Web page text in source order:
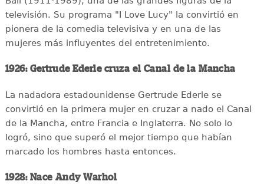
televisión. Su programa "I Love Lucy" la convirtió en
pionera de la comedia televisiva y en una de las
mujeres más influyentes del entretenimiento.
1926: Gertrude Ederle cruza el Canal de la Mancha
La nadadora estadounidense Gertrude Ederle se
convirtió en la primera mujer en cruzar a nado el Canal
de la Mancha, entre Francia e Inglaterra. No solo lo
logró, sino que superó el mejor tiempo que habían
marcado los hombres hasta entonces.
1928: Nace Andy Warhol